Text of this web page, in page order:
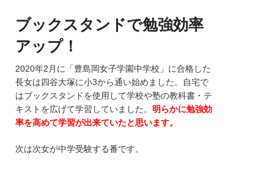
ブックスタンドで勉強効率
アップ！
2020年2月に「豊島岡女子学園中学校」に合格した
長女は四谷大塚に小3から通い始めました。自宅で
はブックスタンドを使用して学校や塾の教科書・テ
キストを広げて学習していました。 明らかに勉強効
率を高めて学習が出来ていたと思います。
次は次女が中学受験する番です。